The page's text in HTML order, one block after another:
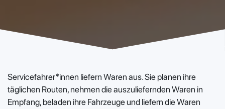
Servicefahrer*innen liefern Waren aus. Sie planen ihre
täglichen Routen, nehmen die auszuliefernden Waren in
Empfang, beladen ihre Fahrzeuge und liefern die Waren